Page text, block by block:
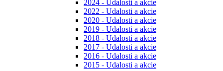
2024 - Udalosti a akcie
2022 - Udalosti a akcie
2020 - Udalosti a akcie
2019 - Udalosti a akcie
2018 - Udalosti a akcie
2017 - Udalosti a akcie
2016 - Udalosti a akcie
2015 - Udalosti a akcie